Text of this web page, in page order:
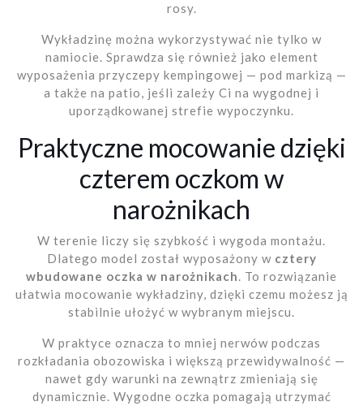
rosy.
Wykładzinę można wykorzystywać nie tylko w
namiocie. Sprawdza się również jako element
wyposażenia przyczepy kempingowej — pod markizą —
a także na patio, jeśli zależy Ci na wygodnej i
uporządkowanej strefie wypoczynku.
Praktyczne mocowanie dzięki
czterem oczkom w
narożnikach
W terenie liczy się szybkość i wygoda montażu.
Dlatego model został wyposażony w cztery
wbudowane oczka w narożnikach. To rozwiązanie
ułatwia mocowanie wykładziny, dzięki czemu możesz ją
stabilnie ułożyć w wybranym miejscu.
W praktyce oznacza to mniej nerwów podczas
rozkładania obozowiska i większą przewidywalność —
nawet gdy warunki na zewnątrz zmieniają się
dynamicznie. Wygodne oczka pomagają utrzymać